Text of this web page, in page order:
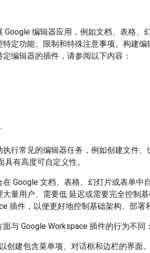
Google 编辑器应用，例如文档、表格
定功能、限制和特殊注意事项。构建
编辑器的插件，请参阅以下内容：
行常见的编辑器任务，例如创建文件
有高度可自定义性。
Google 文档、表格、幻灯片或表单
量用户、需要低 延迟或需要完全控制
插件，以便更好地控制基础架构、部署
与 Google Workspace 插件的行为不同：
创建包含菜单项、对话框和边栏的界面